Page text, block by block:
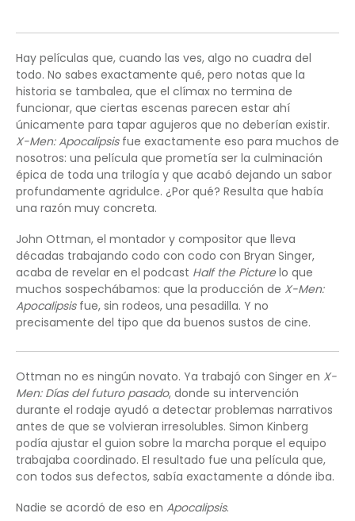
Hay películas que, cuando las ves, algo no cuadra del
todo. No sabes exactamente qué, pero notas que la
historia se tambalea, que el clímax no termina de
funcionar, que ciertas escenas parecen estar ahí
únicamente para tapar agujeros que no deberían existir.
X-Men: Apocalipsisfue exactamente eso para muchos de
nosotros: una película que prometía ser la culminación
épica de toda una trilogía y que acabó dejando un sabor
profundamente agridulce. ¿Por qué? Resulta que había
una razón muy concreta.
John Ottman, el montador y compositor que lleva
décadas trabajando codo con codo con Bryan Singer,
acaba de revelar en el podcast Half the Picturelo que
muchos sospechábamos: que la producción de X-Men:
Apocalipsisfue, sin rodeos, una pesadilla. Y no
precisamente del tipo que da buenos sustos de cine.
Ottman no es ningún novato. Ya trabajó con Singer en X-
Men: Días del futuro pasado, donde su intervención
durante el rodaje ayudó a detectar problemas narrativos
antes de que se volvieran irresolubles. Simon Kinberg
podía ajustar el guion sobre la marcha porque el equipo
trabajaba coordinado. El resultado fue una película que,
con todos sus defectos, sabía exactamente a dónde iba.
Nadie se acordó de eso en Apocalipsis.